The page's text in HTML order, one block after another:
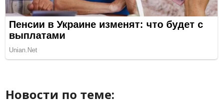
Новости по теме: